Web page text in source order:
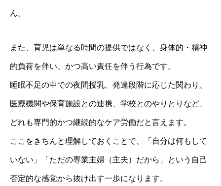
ん。
また、育児は単なる時間の提供ではなく、身体的・精神
的負荷を伴い、かつ高い責任を伴う行為です。
睡眠不足の中での夜間授乳、発達段階に応じた関わり、
医療機関や保育施設との連携、学校とのやりとりなど、
どれも専門的かつ継続的なケア労働だと言えます。
ここをきちんと理解しておくことで、「自分は何もして
いない」「ただの専業主婦（主夫）だから」という自己
否定的な感覚から抜け出す一歩になります。